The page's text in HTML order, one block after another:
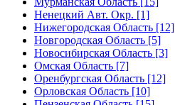
Ненецкий Авт. Окр. [1]
Нижегородская Область [12]
Новгородская Область [5]
Новосибирская Область [3]
Омская Область [7]
Оренбургская Область [12]
Орловская Область [10]